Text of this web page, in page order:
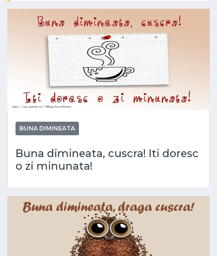
BUNA DIMINEATA
Buna dimineata, cuscra! Iti doresc
o zi minunata!